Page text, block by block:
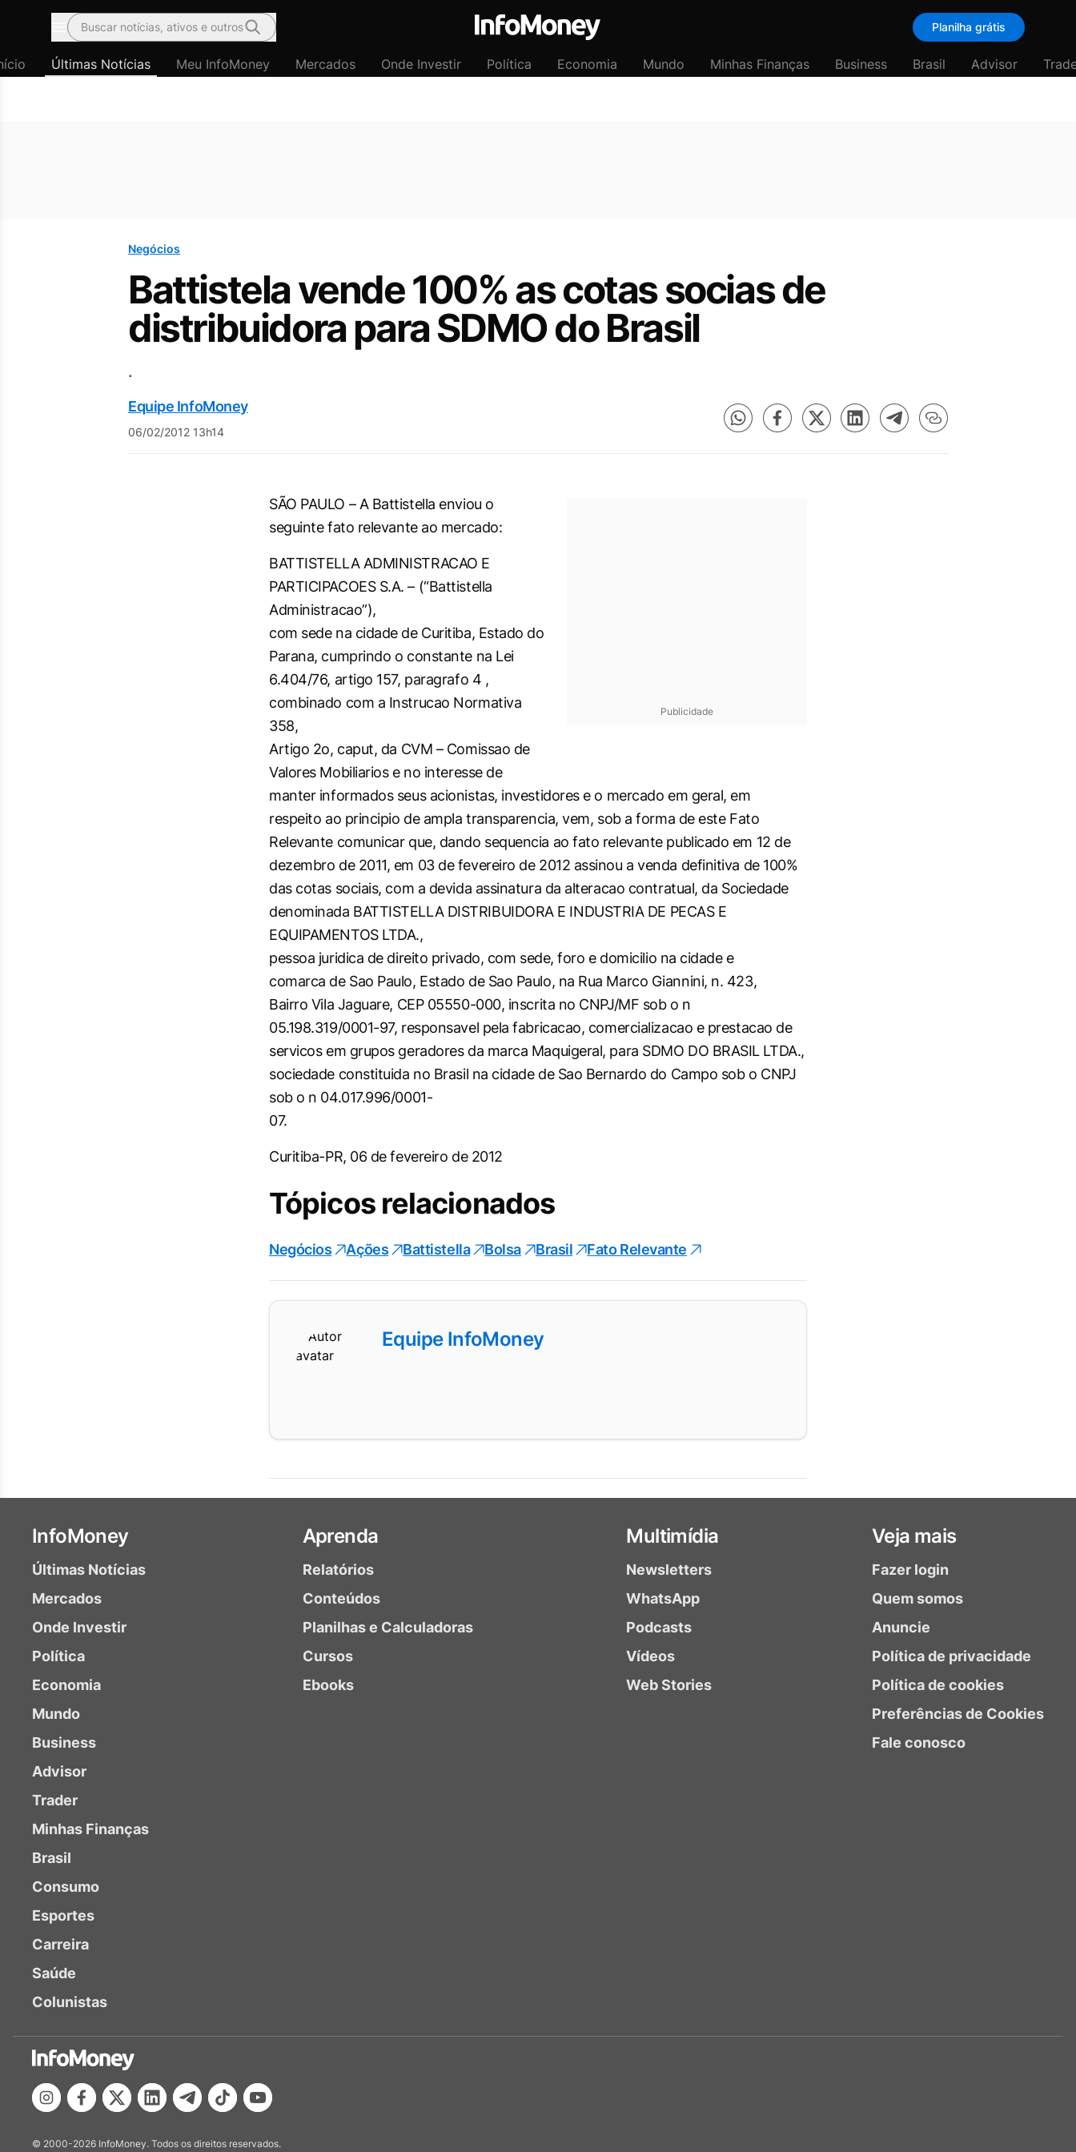
Menu
Buscar notícias, ativos e outros Planilha grátis
Últimas Notícias Meu InfoMoney Mercados Onde Investir Política Economia Mundo Minhas Finanças Business Brasil Advisor
Negócios
Battistela vende 100% as cotas socias de
distribuidora para SDMO do Brasil
.
Equipe InfoMoney
06/02/2012 13h14
Publicidade
SÃO PAULO – A Battistella enviou o
seguinte fato relevante ao mercado:
BATTISTELLA ADMINISTRACAO E
PARTICIPACOES S.A. – (“Battistella
Administracao”),
com sede na cidade de Curitiba, Estado do
Parana, cumprindo o constante na Lei
6.404/76, artigo 157, paragrafo 4 ,
combinado com a Instrucao Normativa
358,
Artigo 2o, caput, da CVM – Comissao de
Valores Mobiliarios e no interesse de
manter informados seus acionistas, investidores e o mercado em geral, em
respeito ao principio de ampla transparencia, vem, sob a forma de este Fato
Relevante comunicar que, dando sequencia ao fato relevante publicado em 12 de
dezembro de 2011, em 03 de fevereiro de 2012 assinou a venda definitiva de 100%
das cotas sociais, com a devida assinatura da alteracao contratual, da Sociedade
denominada BATTISTELLA DISTRIBUIDORA E INDUSTRIA DE PECAS E
EQUIPAMENTOS LTDA.,
pessoa juridica de direito privado, com sede, foro e domicilio na cidade e
comarca de Sao Paulo, Estado de Sao Paulo, na Rua Marco Giannini, n. 423,
Bairro Vila Jaguare, CEP 05550-000, inscrita no CNPJ/MF sob o n
05.198.319/0001-97, responsavel pela fabricacao, comercializacao e prestacao de
servicos em grupos geradores da marca Maquigeral, para SDMO DO BRASIL LTDA.,
sociedade constituida no Brasil na cidade de Sao Bernardo do Campo sob o CNPJ
sob o n 04.017.996/0001-
07.
Curitiba-PR, 06 de fevereiro de 2012
Tópicos relacionados
Negócios Ações Battistella Bolsa Brasil Fato Relevante
Equipe InfoMoney
InfoMoney
Últimas Notícias
Mercados
Onde Investir
Política
Economia
Mundo
Business
Advisor
Trader
Minhas Finanças
Brasil
Consumo
Esportes
Carreira
Saúde
Colunistas
Aprenda
Relatórios
Conteúdos
Planilhas e Calculadoras
Cursos
Ebooks
Multimídia
Newsletters
WhatsApp
Podcasts
Vídeos
Web Stories
Veja mais
Fazer login
Quem somos
Anuncie
Política de privacidade
Política de cookies
Preferências de Cookies
Fale conosco
© 2000-2026 InfoMoney. Todos os direitos reservados.